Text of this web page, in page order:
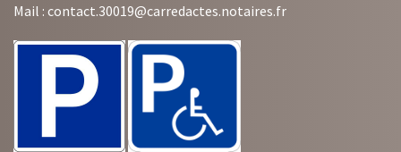
Mail : contact.30019@carredactes.notaires.fr